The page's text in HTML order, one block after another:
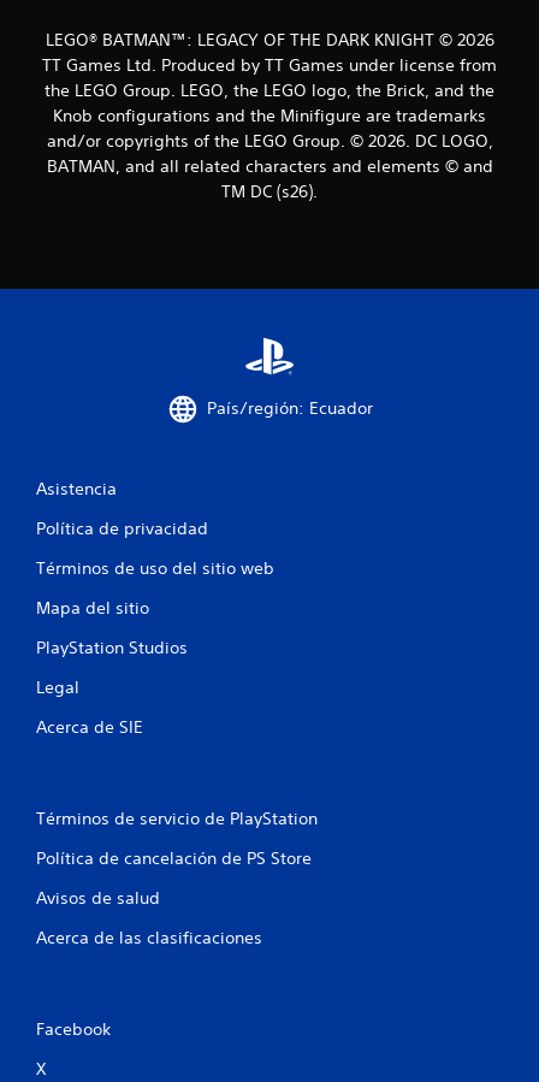
u
n
t
o
l
LEGO® BATMAN™: LEGACY OF THE DARK KNIGHT © 2026
TT Games Ltd. Produced by TT Games under license from
the LEGO Group. LEGO, the LEGO logo, the Brick, and the
Knob configurations and the Minifigure are trademarks
and/or copyrights of the LEGO Group. © 2026. DC LOGO,
BATMAN, and all related characters and elements © and
TM DC (s26).
País/región: Ecuador
Asistencia
Política de privacidad
Términos de uso del sitio web
Mapa del sitio
PlayStation Studios
Legal
Acerca de SIE
Términos de servicio de PlayStation
Política de cancelación de PS Store
Avisos de salud
Acerca de las clasificaciones
Facebook
X